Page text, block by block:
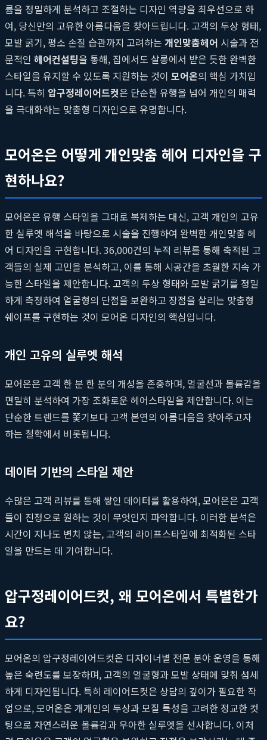
륨을 정밀하게 분석하고 조절하는 디자인 역량을 최우선으로 하
여, 당신만의 고유한 아름다움을 찾아드립니다. 고객의 두상 형태,
모발 굵기, 평소 손질 습관까지 고려하는 개인맞춤헤어 시술과 전
문적인 헤어컨설팅을 통해, 집에서도 살롱에서 받은 듯한 완벽한
스타일을 유지할 수 있도록 지원하는 것이 모어온의 핵심 가치입
니다. 특히 압구정레이어드컷은 단순한 유행을 넘어 개인의 매력
을 극대화하는 맞춤형 디자인으로 유명합니다.
모어온은 어떻게 개인맞춤 헤어 디자인을 구
현하나요?
모어온은 유행 스타일을 그대로 복제하는 대신, 고객 개인의 고유
한 실루엣 해석을 바탕으로 시술을 진행하여 완벽한 개인맞춤 헤
어 디자인을 구현합니다. 36,000건의 누적 리뷰를 통해 축적된 고
객들의 실제 고민을 분석하고, 이를 통해 시공간을 초월한 지속 가
능한 스타일을 제안합니다. 고객의 두상 형태와 모발 굵기를 정밀
하게 측정하여 얼굴형의 단점을 보완하고 장점을 살리는 맞춤형
쉐이프를 구현하는 것이 모어온 디자인의 핵심입니다.
개인 고유의 실루엣 해석
모어온은 고객 한 분 한 분의 개성을 존중하며, 얼굴선과 볼륨감을
면밀히 분석하여 가장 조화로운 헤어스타일을 제안합니다. 이는
단순한 트렌드를 쫓기보다 고객 본연의 아름다움을 찾아주고자
하는 철학에서 비롯됩니다.
데이터 기반의 스타일 제안
수많은 고객 리뷰를 통해 쌓인 데이터를 활용하여, 모어온은 고객
들이 진정으로 원하는 것이 무엇인지 파악합니다. 이러한 분석은
시간이 지나도 변치 않는, 고객의 라이프스타일에 최적화된 스타
일을 만드는 데 기여합니다.
압구정레이어드컷, 왜 모어온에서 특별한가
요?
모어온의 압구정레이어드컷은 디자이너별 전문 분야 운영을 통해
높은 숙련도를 보장하며, 고객의 얼굴형과 모발 상태에 맞춰 섬세
하게 디자인됩니다. 특히 레이어드컷은 상담의 깊이가 필요한 작
업으로, 모어온은 개개인의 두상과 모질 특성을 고려한 정교한 컷
팅으로 자연스러운 볼륨감과 우아한 실루엣을 선사합니다. 이처